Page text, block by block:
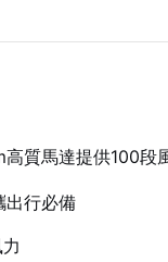
質馬達提供100段
出行必備